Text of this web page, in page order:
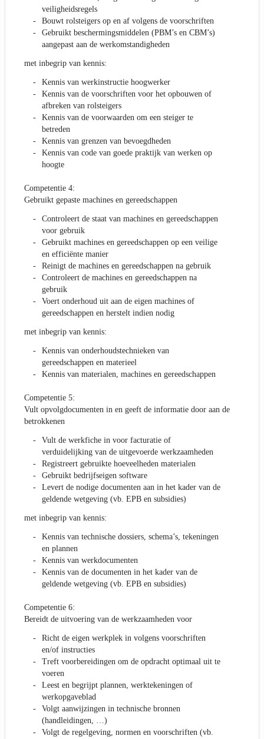
veiligheidsregels
Bouwt rolsteigers op en af volgens de voorschriften
Gebruikt beschermingsmiddelen (PBM’s en CBM’s)
aangepast aan de werkomstandigheden
met inbegrip van kennis:
Kennis van werkinstructie hoogwerker
Kennis van de voorschriften voor het opbouwen of
afbreken van rolsteigers
Kennis van de voorwaarden om een steiger te
betreden
Kennis van grenzen van bevoegdheden
Kennis van code van goede praktijk van werken op
hoogte
Competentie 4:
Gebruikt gepaste machines en gereedschappen
Controleert de staat van machines en gereedschappen
voor gebruik
Gebruikt machines en gereedschappen op een veilige
en efficiënte manier
Reinigt de machines en gereedschappen na gebruik
Controleert de machines en gereedschappen na
gebruik
Voert onderhoud uit aan de eigen machines of
gereedschappen en herstelt indien nodig
met inbegrip van kennis:
Kennis van onderhoudstechnieken van
gereedschappen en materieel
Kennis van materialen, machines en gereedschappen
Competentie 5:
Vult opvolgdocumenten in en geeft de informatie door aan de
betrokkenen
Vult de werkfiche in voor facturatie of
verduidelijking van de uitgevoerde werkzaamheden
Registreert gebruikte hoeveelheden materialen
Gebruikt bedrijfseigen software
Levert de nodige documenten aan in het kader van de
geldende wetgeving (vb. EPB en subsidies)
met inbegrip van kennis:
Kennis van technische dossiers, schema’s, tekeningen
en plannen
Kennis van werkdocumenten
Kennis van de documenten in het kader van de
geldende wetgeving (vb. EPB en subsidies)
Competentie 6:
Bereidt de uitvoering van de werkzaamheden voor
Richt de eigen werkplek in volgens voorschriften
en/of instructies
Treft voorbereidingen om de opdracht optimaal uit te
voeren
Leest en begrijpt plannen, werktekeningen of
werkopgaveblad
Volgt aanwijzingen in technische bronnen
(handleidingen, …)
Volgt de regelgeving, normen en voorschriften (vb.